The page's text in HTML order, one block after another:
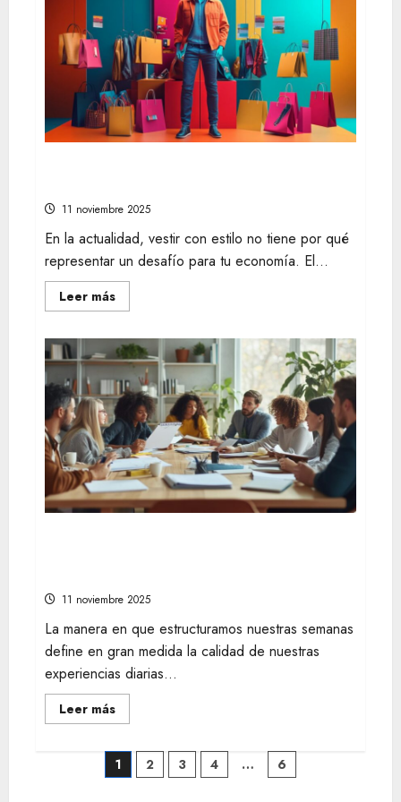
mejores
ofertas
en
línea
de
compras
para
tendencias
de
moda
como
11 noviembre 2025
En la actualidad, vestir con estilo no tiene por qué
representar un desafío para tu economía. El...
Leer másLeer
más
Descubre
las
mejores
ofertas
en
moda
masculina
y
ahorra
en
tus
compras
11 noviembre 2025
La manera en que estructuramos nuestras semanas
define en gran medida la calidad de nuestras
experiencias diarias...
Leer másLeer
más
Cómo
mejorar
tu
Paginación
1 2 3 4 … 6